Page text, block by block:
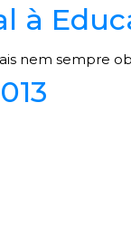
à
nem sempre